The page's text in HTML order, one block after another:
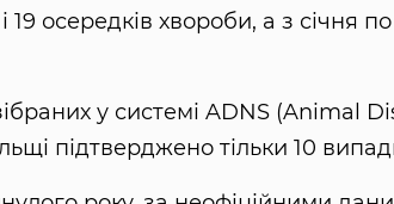
19 осередків хвороби, а з січня
у системі ADNS (Animal
підтверджено тільки 10